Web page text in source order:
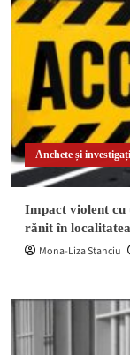
Anchete și
Impact violent cu
rănit în
Mona-Liza Stanciu